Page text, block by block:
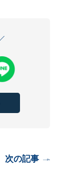
次の記事